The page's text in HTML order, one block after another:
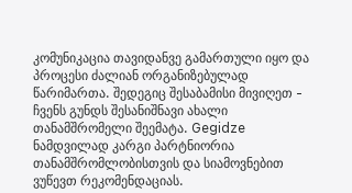
კომუნიკაცია თავიდანვე გამართული იყო და
პროცესი ძალიან ორგანიზებულად
წარიმართა. შედეგიც შესაბამისი მივიღეთ -
ჩვენს გუნდს შესანიშნავი ახალი
თანამშრომელი შეემატა. Gegidze
ნამდვილად კარგი პარტნიორია
თანამშრომლობისთვის და სიამოვნებით
ვუწევთ რეკომენდაციას.